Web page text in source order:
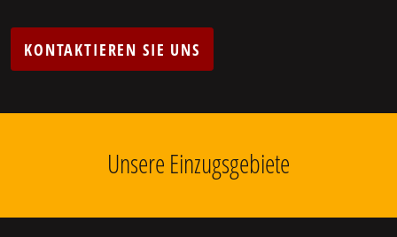
KONTAKTIEREN SIE UNS
Unsere Einzugsgebiete